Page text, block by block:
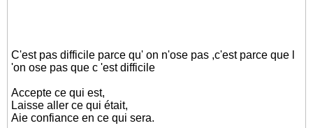
C'est pas difficile parce qu' on n'ose pas ,c'est parce que l
'on ose pas que c 'est difficile
Accepte ce qui est,
Laisse aller ce qui était,
Aie confiance en ce qui sera.